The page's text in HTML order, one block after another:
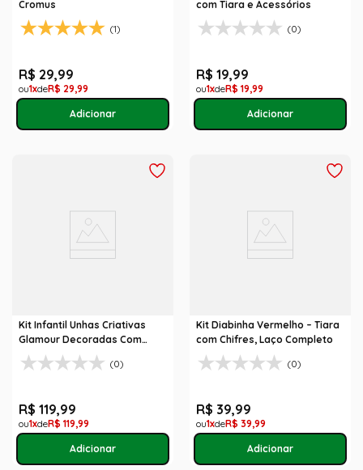
Cromus
(1)
R$ 29,99
1 R$ 29,99
com Tiara e Acessórios
(0)
R$ 19,99
1 R$ 19,99
Kit Infantil Unhas Criativas
Glamour Decoradas Com
Adesivos
(0)
R$ 119,99
1 R$ 119,99
Kit Diabinha Vermelho – Tiara
com Chifres, Laço Completo
(0)
R$ 39,99
1 R$ 39,99